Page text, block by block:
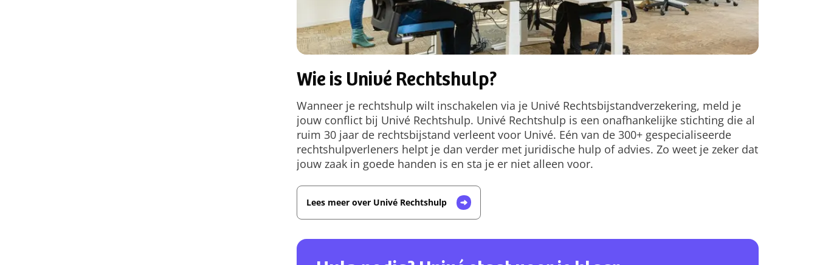
Wie is Univé Rechtshulp?
Wanneer je rechtshulp wilt inschakelen via je Univé Rechtsbijstandverzekering, meld je
jouw conflict bij Univé Rechtshulp. Univé Rechtshulp is een onafhankelijke stichting die al
ruim 30 jaar de rechtsbijstand verleent voor Univé. Eén van de 300+ gespecialiseerde
rechtshulpverleners helpt je dan verder met juridische hulp of advies. Zo weet je zeker dat
jouw zaak in goede handen is en sta je er niet alleen voor.
Lees meer over Univé Rechtshulp